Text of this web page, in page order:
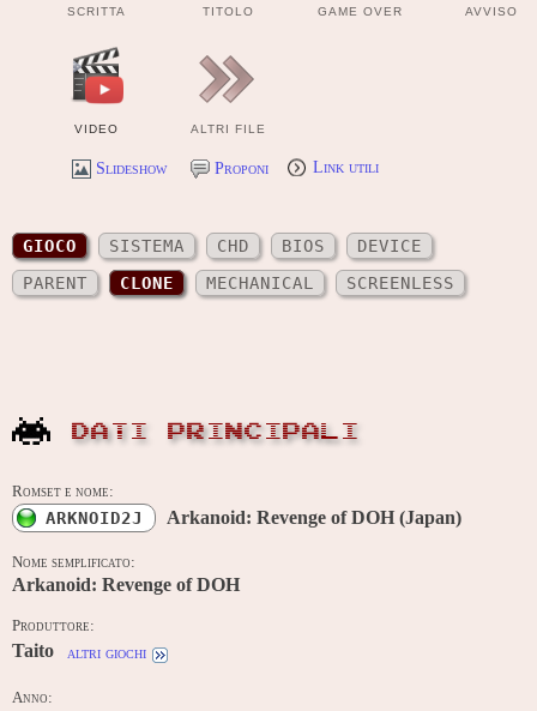
SCRITTA TITOLO GAME OVER AVVISO
VIDEO ALTRI FILE
Slideshow Proponi Link utili
GIOCO SISTEMA CHD BIOS
DEVICE
PARENT
CLONE MECHANICAL SCREENLESS
DATI PRINCIPALI
Romset e nome:
ARKNOID2J Arkanoid: Revenge of DOH (Japan)
Nome semplificato:
Arkanoid: Revenge of DOH
Produttore:
Taito altri giochi
Anno: